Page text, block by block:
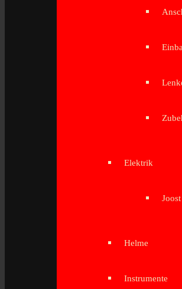
Elektrik
Helme
Instrumente